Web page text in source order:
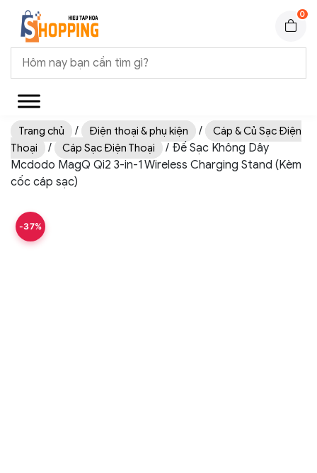
0
Trang chủ / Điện thoại & phụ kiện /
Cáp & Củ Sạc Điện
Thoại
/ Cáp Sạc Điện Thoại
/ Đế Sạc Không Dây
Mcdodo MagQ Qi2 3-in-1 Wireless Charging Stand (Kèm
cốc cáp sạc)
-37%